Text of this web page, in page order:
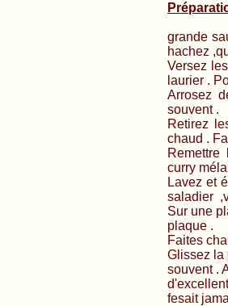
grande
hachez
Versez
laurier .
Arrosez
souvent .
Retirez
chaud .
curry
Lavez et
saladier
Sur une
plaque .
Faites
Glissez la
souvent .
fesait